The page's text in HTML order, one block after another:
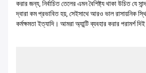
করার জন্য, নির্বাচিত তেলের এমন বৈশিষ্ট্য থাকা উচিত যে
দ্বারা কম প্রভাবিত হয়, সেইসাথে আরও ভাল রাসায়নিক
কর্মক্ষমতা ইত্যাদি। আমরা অ্যান্টি ব্যবহার করার পরামর্শ